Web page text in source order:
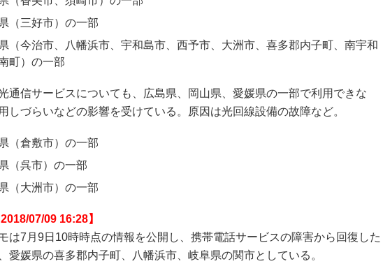
（三好市）の一部
（今治市、八幡浜市、宇和島市、西予市、大洲市、喜多郡内子町、南宇和
町）の一部
通信サービスについても、広島県、岡山県、愛媛県の一部で利用できな
しづらいなどの影響を受けている。原因は光回線設備の故障など。
（倉敷市）の一部
（呉市）の一部
（大洲市）の一部
2018/07/09 16:28】
は7月9日10時時点の情報を公開し、携帯電話サービスの障害から回復した
愛媛県の喜多郡内子町、八幡浜市、岐阜県の関市としている。